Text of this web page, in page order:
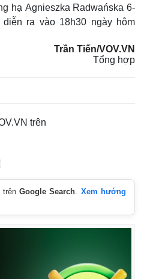
Giá vàng
hạ Agnieszka Radwańska 6-
ra vào 18h30 ngày hôm
Trần Tiến/VOV.VN
Tổng hợp
trên
trênGoogle Search. Xem hướng